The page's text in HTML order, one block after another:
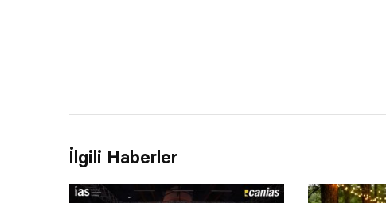
İlgili Haberler